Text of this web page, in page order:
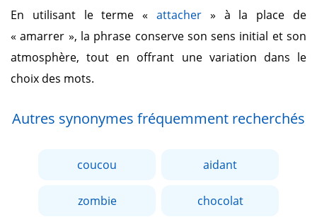
En utilisant le terme«attacher » à la place de
« amarrer », la phrase conserve son sens initial et son
atmosphère, tout en offrant une variation dans le
choix des mots.
Autres synonymes fréquemment recherchés
coucou aidant
zombie chocolat